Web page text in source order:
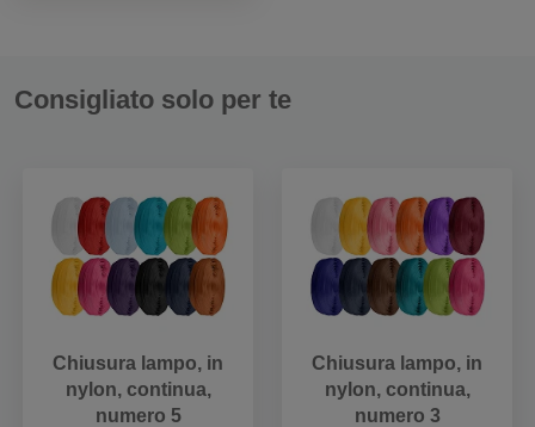
Consigliato solo per te
Chiusura lampo, in
nylon, continua,
numero 5
Chiusura lampo, in
nylon, continua,
numero 3